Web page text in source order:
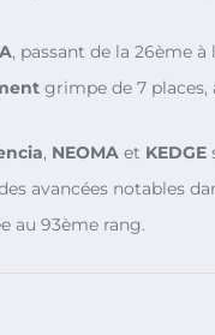
, passant de la 26ème à
grimpe de 7
, NEOMA et KEDGE
avancées notables
au 93ème rang.